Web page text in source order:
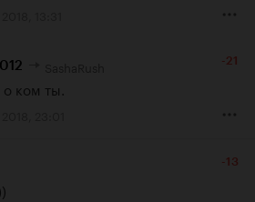
-21
ком ты.
-13